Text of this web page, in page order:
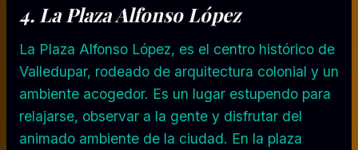
4. La Plaza Alfonso López
La Plaza Alfonso López, es el centro histórico de
Valledupar, rodeado de arquitectura colonial y un
ambiente acogedor. Es un lugar estupendo para
relajarse, observar a la gente y disfrutar del
animado ambiente de la ciudad. En la plaza